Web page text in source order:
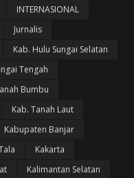
INTERNASIONAL
Jurnalis
Kab. Hulu Sungai Selatan
Tengah
Bumbu
Kab. Tanah Laut
Kabupaten Banjar
Kakarta
Kalimantan Selatan